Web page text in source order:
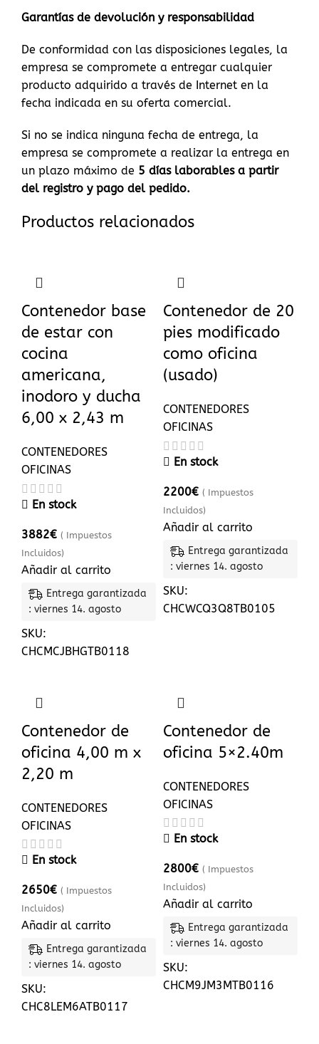
Garantías de devolución y responsabilidad
De conformidad con las disposiciones legales, la
empresa se compromete a entregar cualquier
producto adquirido a través de Internet en la
fecha indicada en su oferta comercial.
Si no se indica ninguna fecha de entrega, la
empresa se compromete a realizar la entrega en
un plazo máximo de 5 días laborables a partir
del registro y pago del pedido.
Productos relacionados
Contenedor base
de estar con
cocina
americana,
inodoro y ducha
6,00 x 2,43 m
CONTENEDORES
OFICINAS
En stock
3882€ ( Impuestos
Incluidos)
Añadir al carrito
Entrega garantizada
: viernes 14. agosto
SKU:
CHCMCJBHGTB0118
Contenedor de 20
pies modificado
como oficina
(usado)
CONTENEDORES
OFICINAS
En stock
2200€ ( Impuestos
Incluidos)
Añadir al carrito
Entrega garantizada
: viernes 14. agosto
SKU:
CHCWCQ3Q8TB0105
Contenedor de
oficina 4,00 m x
2,20 m
CONTENEDORES
OFICINAS
En stock
2650€ ( Impuestos
Incluidos)
Añadir al carrito
Entrega garantizada
: viernes 14. agosto
SKU:
CHC8LEM6ATB0117
Contenedor de
oficina 5×2.40m
CONTENEDORES
OFICINAS
En stock
2800€ ( Impuestos
Incluidos)
Añadir al carrito
Entrega garantizada
: viernes 14. agosto
SKU:
CHCM9JM3MTB0116